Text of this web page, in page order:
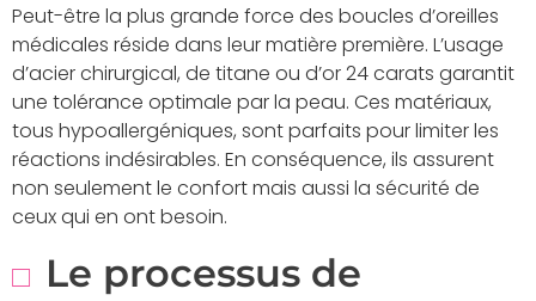
Peut-être la plus grande force des boucles d’oreilles
médicales réside dans leur matière première. L’usage
d’acier chirurgical, de titane ou d’or 24 carats garantit
une tolérance optimale par la peau. Ces matériaux,
tous hypoallergéniques, sont parfaits pour limiter les
réactions indésirables. En conséquence, ils assurent
non seulement le confort mais aussi la sécurité de
ceux qui en ont besoin.
Le processus de